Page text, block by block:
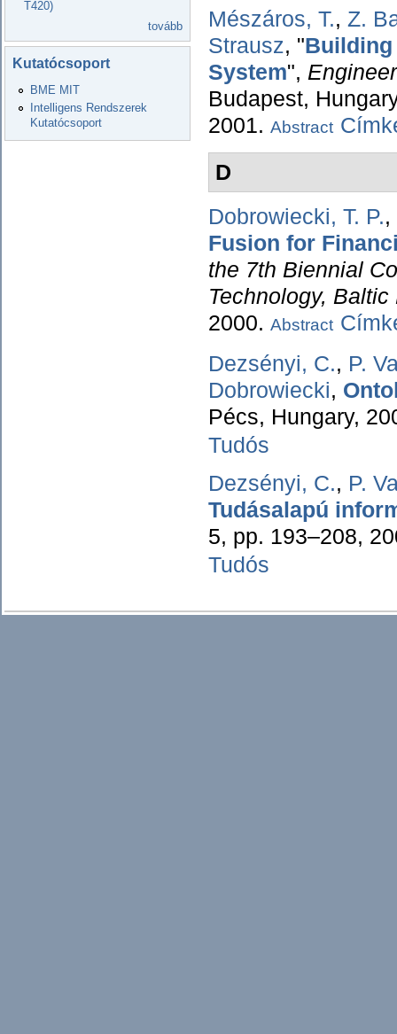
T420)
tovább
Kutatócsoport
BME MIT
Intelligens Rendszerek
Kutatócsoport
Mészáros, T., Z.
Strausz, "Building
System",
Budapest,
2001. Abstract
D
Dobrowiecki, T. P.,
Fusion for
the 7th Biennial
Technology,
2000. Abstract
Dezsényi, C., P.
Dobrowiecki,
Pécs, Hungary,
Tudós
Dezsényi, C., P.
Tudásalapú
5, pp. 193–208,
Tudós